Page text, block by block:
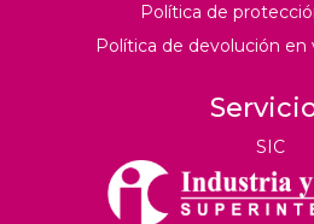
Política de
Política de devolución en
SIC